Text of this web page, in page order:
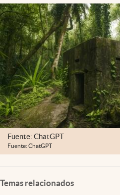
USA
Fuente: ChatGPT
Fuente: ChatGPT
Temas relacionados